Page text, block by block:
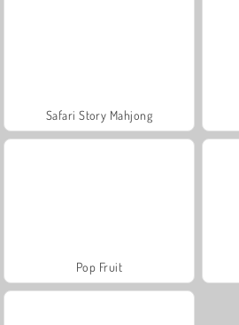
Safari Story Mahjong
Pop Fruit